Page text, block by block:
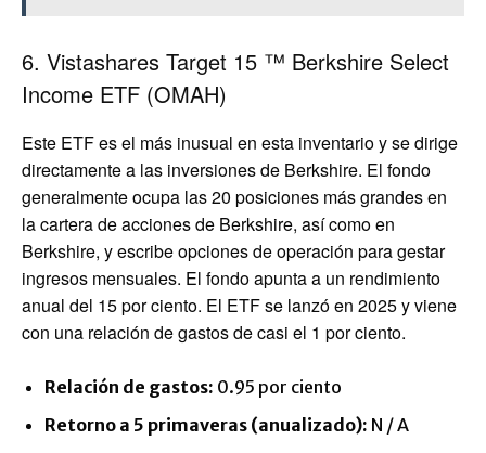
6. Vistashares Target 15 ™ Berkshire Select
Income ETF (OMAH)
Este ETF es el más inusual en esta inventario y se dirige
directamente a las inversiones de Berkshire. El fondo
generalmente ocupa las 20 posiciones más grandes en
la cartera de acciones de Berkshire, así como en
Berkshire, y escribe opciones de operación para gestar
ingresos mensuales. El fondo apunta a un rendimiento
anual del 15 por ciento. El ETF se lanzó en 2025 y viene
con una relación de gastos de casi el 1 por ciento.
Relación de gastos: 0.95 por ciento
Retorno a 5 primaveras (anualizado): N / A